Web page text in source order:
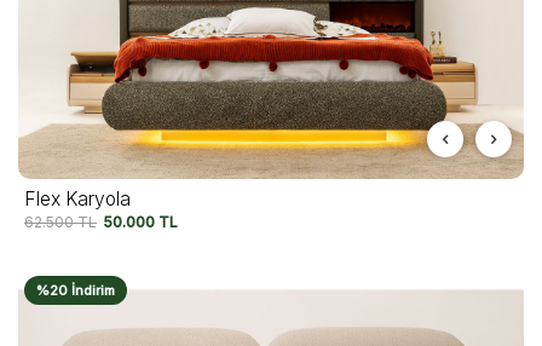
Flex Karyola
62.500TL 50.000 TL
%20 İndirim